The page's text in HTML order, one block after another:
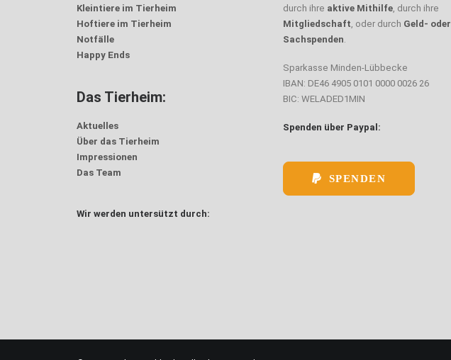
Kleintiere im Tierheim
Hoftiere im Tierheim
Notfälle
Happy Ends
Das Tierheim:
Aktuelles
Über das Tierheim
Impressionen
Das Team
Wir werden untersützt durch:
durch ihre aktive Mithilfe, durch ihre
Mitgliedschaft, oder durch Geld- oder
Sachspenden.
Sparkasse Minden-Lübbecke
IBAN: DE46 4905 0101 0000 0026 26
BIC: WELADED1MIN
Spenden über Paypal:
SPENDEN